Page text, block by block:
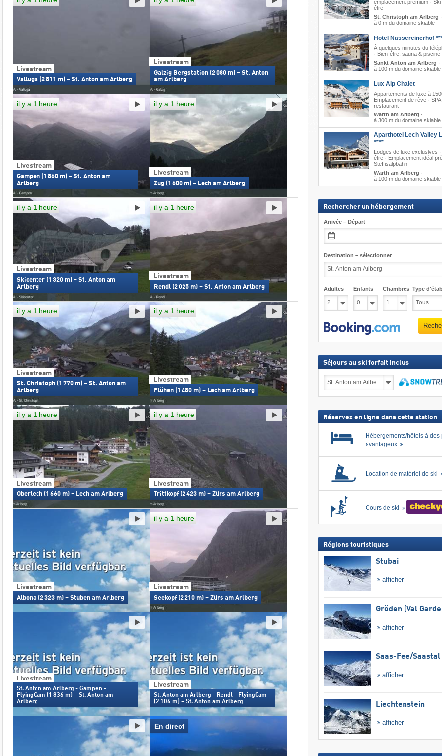
Livestream
Valluga (2 811 m) – St. Anton am Arlberg
Livestream
Galzig Bergstation (2 080 m) – St. Anton
am Arlberg
Livestream
Gampen (1 860 m) – St. Anton am
Arlberg
il y a 1 heure
Livestream
Zug (1 600 m) – Lech am Arlberg
il y a 1 heure
Livestream
Skicenter (1 320 m) – St. Anton am
Arlberg
il y a 1 heure
Livestream
Rendl (2 025 m) – St. Anton am Arlberg
il y a 1 heure
Livestream
St. Christoph (1 770 m) – St. Anton am
Arlberg
il y a 1 heure
Livestream
Flühen (1 480 m) – Lech am Arlberg
il y a 1 heure
Livestream
Oberlech (1 660 m) – Lech am Arlberg
il y a 1 heure
Livestream
Trittkopf (2 423 m) – Zürs am Arlberg
il y a 1 heure
Livestream
Albona (2 323 m) – Stuben am Arlberg
Livestream
Seekopf (2 210 m) – Zürs am Arlberg
il y a 1 heure
Livestream
St. Anton am Arlberg - Gampen -
FlyingCam (1 836 m) – St. Anton am
Arlberg
Livestream
St. Anton am Arlberg - Rendl - FlyingCam
(2 106 m) – St. Anton am Arlberg
En direct
emplacement premium · Ski
être
St. Christoph am Arlberg ·
à 0 m du domaine skiable
Hotel Nassereinerhof
À quelques minutes du
· Bien-être, sauna & piscine
Sankt Anton am Arlberg ·
à 100 m du domaine skiable
Lux Alp Chalet
Appartements de luxe à
Emplacement de rêve · SPA
restaurant
Warth am Arlberg ·
à 300 m du domaine skiable
Aparthotel Lech Valley
****
Lodges de luxe exclusives ·
être · Emplacement idéal
Steffisalpbahn
Warth am Arlberg ·
à 100 m du domaine skiable
Rechercher un hébergement
Arrivée – Départ
Destination – sélectionner
Adultes Enfants Chambres Type
Séjours au ski forfait inclus
au
Réservez en ligne dans cette station
Hébergements/hôtels à des
avantageux
Location de matériel de ski
Cours de ski
Régions touristiques
Stubai
afficher
Gröden (Val
afficher
Saas-Fee/​Saastal
afficher
Liechtenstein
afficher